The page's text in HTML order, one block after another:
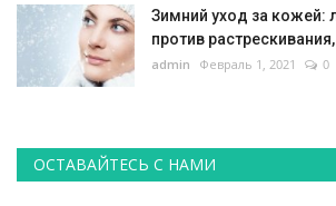
Зимний уход за кожей:
против
admin Февраль 1, 2021 0
ОСТАВАЙТЕСЬ С НАМИ